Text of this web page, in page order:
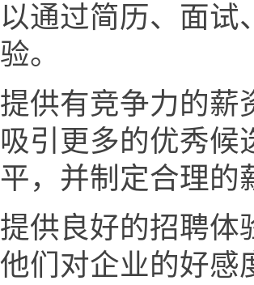
以通过简历、面试
验。
提供有竞争力的薪
吸引更多的优秀候
平，并制定合理的
提供良好的招聘体
他们对企业的好感